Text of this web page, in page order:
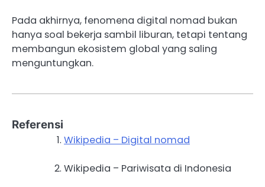
Pada akhirnya, fenomena digital nomad bukan
hanya soal bekerja sambil liburan, tetapi tentang
membangun ekosistem global yang saling
menguntungkan.
Referensi
Wikipedia – Digital nomad
Wikipedia – Pariwisata di Indonesia